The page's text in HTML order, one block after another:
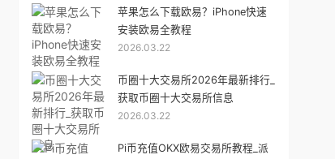
苹果怎么下载欧易？iPhone快速
安装欧易全教程
2026.03.22
币圈十大交易所2026年最新排行_
获取币圈十大交易所信息
2026.03.22
Pi币充值OKX欧易交易所教程_派